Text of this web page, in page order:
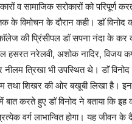
व सामाजिक सरोकारों को परिपूर्ण
के विमोचन के दौरान कही। डाॅ
की प्रिंसीपल डाॅ सपना नंदा के कर
हसरत नरेलवी, अशोक नादिर, विजय
त्रिखा भी उपस्थित थे। डाॅ विनोद
तथा शिखर की ओर बखूबी लिखा है।
करते हुए डाॅ विनोद ने बताया कि इह
वर्ग लाभान्वित होगा। यह जीवन